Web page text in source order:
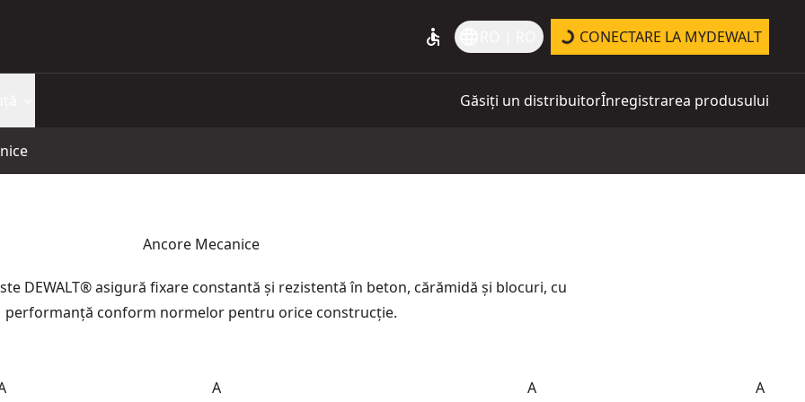
accessible CONECTARE LA MYDEWALT
Găsiți un distribuitorÎnregistrarea produsului
Ancore Mecanice
DEWALT® asigură fixare constantă și rezistentă în beton, cărămidă și blocuri, cu
performanță conform normelor pentru orice construcție.
A
A
A